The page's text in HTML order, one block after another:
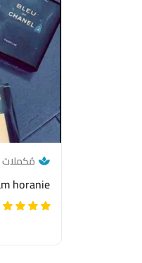
مُكملات
horanie